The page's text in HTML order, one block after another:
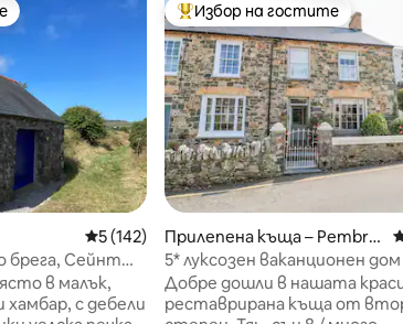
на гостите
Средна оценка: 5 от 5, 142 отзива
5 (142)
брега, Сейнт
в малък,
с дебели
Най-популярен избор на
Избор на гостите
Прилепена къща – Pembro
keshire
5* луксозен ваканционен дом
морето в Нюпорт/Пароу
Добре дошли в нашата
реставрирана къща от